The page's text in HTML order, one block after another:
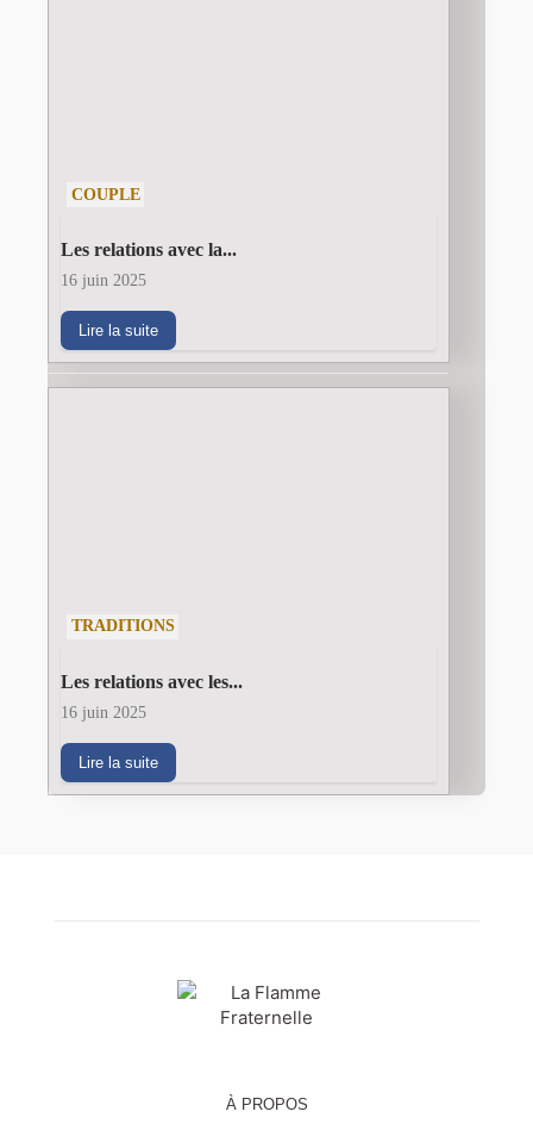
COUPLE
Les relations avec la...
16 juin 2025
Lire la suite
TRADITIONS
Les relations avec les...
16 juin 2025
Lire la suite
À PROPOS